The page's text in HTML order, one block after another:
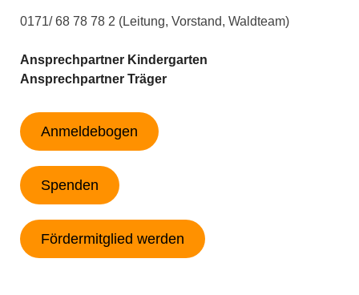
0171/ 68 78 78 2 (Leitung, Vorstand, Waldteam)
Ansprechpartner Kindergarten
Ansprechpartner Träger
Anmeldebogen
Spenden
Fördermitglied werden